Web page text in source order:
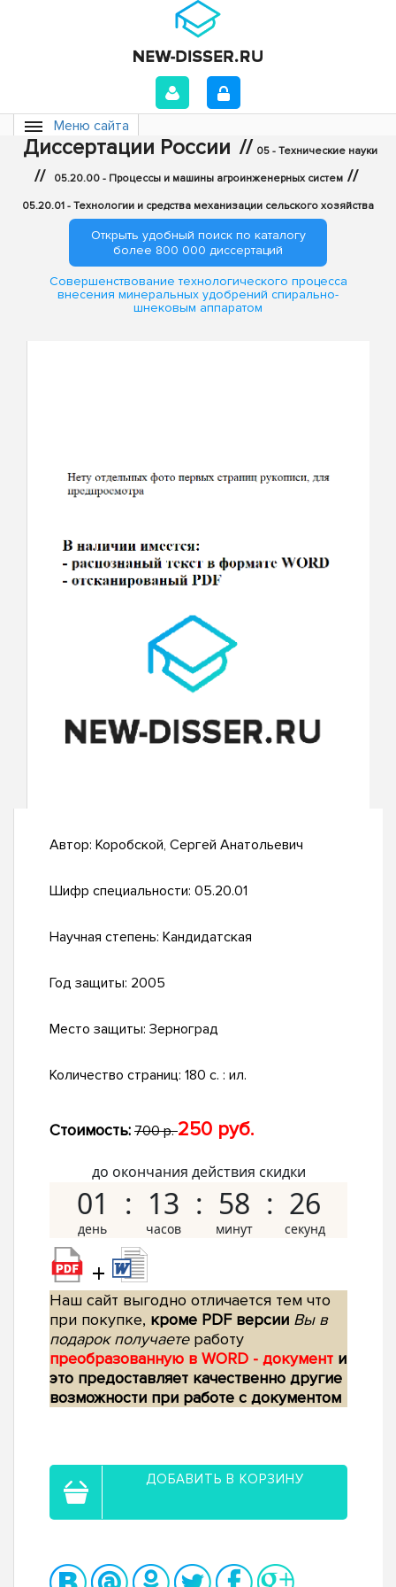
Меню сайта
Диссертации России // 05 - Технические науки
// 05.20.00 - Процессы и машины агроинженерных систем //
05.20.01 - Технологии и средства механизации сельского хозяйства
Открыть удобный поиск по каталогу
более 800 000 диссертаций
Совершенствование технологического процесса
внесения минеральных удобрений спирально-
шнековым аппаратом
Автор: Коробской, Сергей Анатольевич
Шифр специальности: 05.20.01
Научная степень: Кандидатская
Год защиты: 2005
Место защиты: Зерноград
Количество страниц: 180 с. : ил.
Стоимость: 700 р.250 руб.
до окончания действия скидки
01 13 58 25
+
Наш сайт выгодно отличается тем что
при покупке, кроме PDF версии Вы в
подарок получаетеработу
преобразованную в WORD - документ и
это предоставляет качественно другие
возможности при работе с документом
ДОБАВИТЬ В КОРЗИНУ